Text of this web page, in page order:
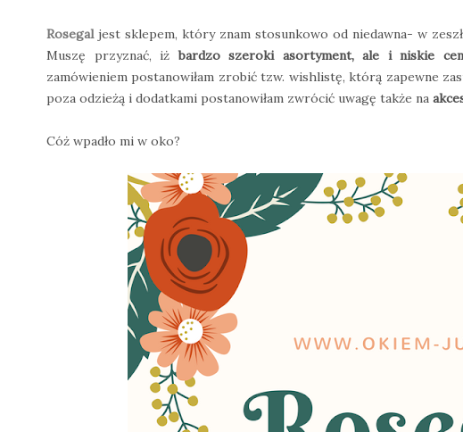
Rosegaljest sklepem, który znam stosunkowo od niedawna- w
Muszę przyznać, iż bardzo szeroki asortyment, ale i niskie
zamówieniem postanowiłam zrobić tzw. wishlistę, którą zapewne
poza odzieżą i dodatkami postanowiłam zwrócić uwagę także na
Cóż wpadło mi w oko?